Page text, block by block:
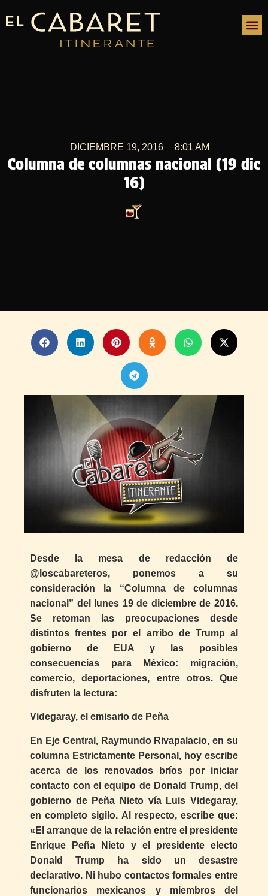
Columna de columnas nacional (19 dic
16)
DICIEMBRE 19, 2016 8:01 AM
Desde la mesa de redacción de
@loscabareteros, ponemos a su
consideración la “Columna de columnas
nacional” del lunes 19 de diciembre de 2016.
Se retoman las preocupaciones desde
distintos frentes por el arribo de Trump al
gobierno de EUA y las posibles
consecuencias para México: migración,
comercio, deportaciones, entre otros. Que
disfruten la lectura:
Videgaray, el emisario de Peña
En Eje Central, Raymundo Rivapalacio, en su
columna Estrictamente Personal, hoy escribe
acerca de los renovados bríos por iniciar
contacto con el equipo de Donald Trump, del
gobierno de Peña Nieto vía Luis Videgaray,
en completo sigilo. Al respecto, escribe que:
«El arranque de la relación entre el presidente
Enrique Peña Nieto y el presidente electo
Donald Trump ha sido un desastre
declarativo. Ni hubo contactos formales entre
funcionarios mexicanos y miembros del